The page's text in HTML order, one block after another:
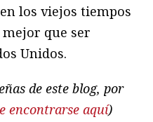
los viejos tiempos
mejor que ser
Unidos.
de este blog, por
encontrarse aquí)